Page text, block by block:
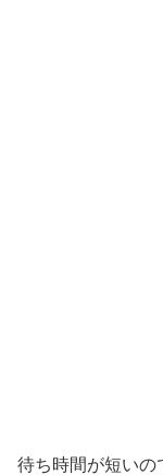
待ち時間が短いの